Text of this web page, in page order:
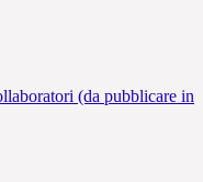
(da pubblicare in